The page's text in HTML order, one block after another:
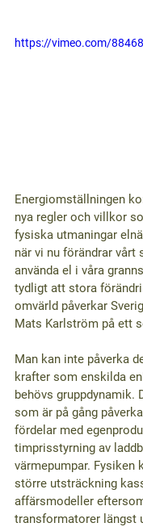
https://vimeo.com/
Energiomställningen
nya regler och villkor
fysiska utmaningar
när vi nu förändrar vårt
använda el i våra
tydligt att stora
omvärld påverkar
Mats Karlström på ett
Man kan inte påverka
krafter som enskilda
behövs gruppdynamik.
som är på gång
fördelar med
timprisstyrning av
värmepumpar. Fysiken
större utsträckning
affärsmodeller
transformatorer längst